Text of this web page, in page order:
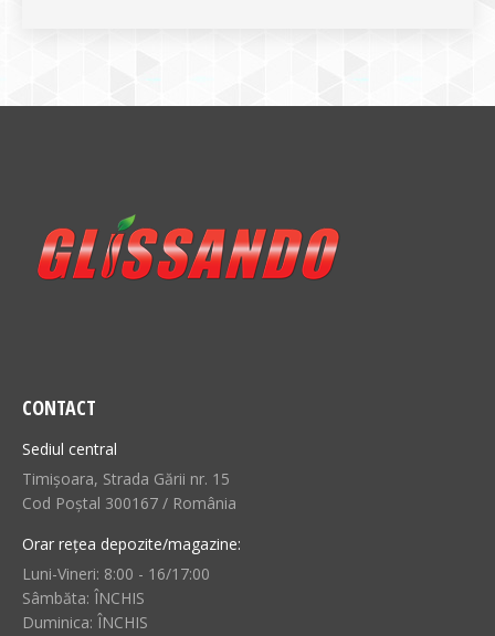
CONTACT
Sediul central
Timișoara, Strada Gării nr. 15
Cod Poștal 300167 / România
Orar rețea depozite/magazine:
Luni-Vineri: 8:00 - 16/17:00
Sâmbăta: ÎNCHIS
Duminica: ÎNCHIS